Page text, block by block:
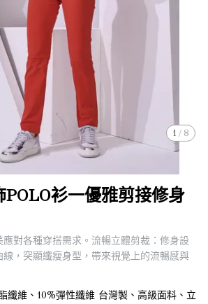
1 / 8
POLO衫一優雅剪接修身
對各種穿搭需求。流暢立體剪裁：修身設
，突顯纖瘦身型，帶來視覺上的流暢感與
纖維、10%彈性纖維 台灣製、高級面料、立